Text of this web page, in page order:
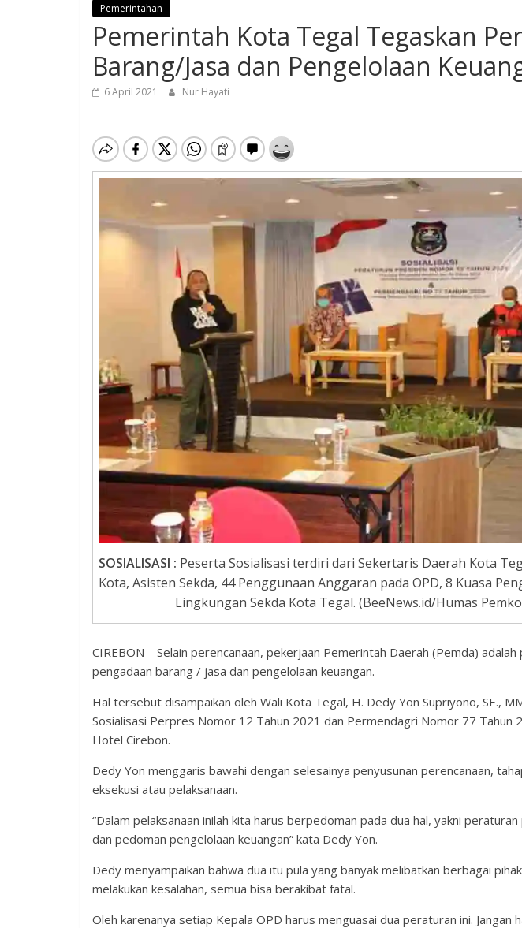
Pemerintahan
Pemerintah Kota Tegal Tegaskan
Barang/Jasa dan Pengelolaan
6 April 2021 Nur Hayati
SOSIALISASI : Peserta Sosialisasi terdiri dari Sekertaris Daerah Kota
Kota, Asisten Sekda, 44 Penggunaan Anggaran pada OPD, 8 Kuasa
Lingkungan Sekda Kota Tegal. (BeeNews.id/Humas
CIREBON – Selain perencanaan, pekerjaan Pemerintah Daerah (Pemda)
pengadaan barang / jasa dan pengelolaan keuangan.
Hal tersebut disampaikan oleh Wali Kota Tegal, H. Dedy Yon Supriyono, SE.,
Sosialisasi Perpres Nomor 12 Tahun 2021 dan Permendagri Nomor 77 Tahun
Hotel Cirebon.
Dedy Yon menggaris bawahi dengan selesainya penyusunan perencanaan,
eksekusi atau pelaksanaan.
“Dalam pelaksanaan inilah kita harus berpedoman pada dua hal, yakni
dan pedoman pengelolaan keuangan” kata Dedy Yon.
Dedy menyampaikan bahwa dua itu pula yang banyak melibatkan berbagai
melakukan kesalahan, semua bisa berakibat fatal.
Oleh karenanya setiap Kepala OPD harus menguasai dua peraturan ini. Jangan